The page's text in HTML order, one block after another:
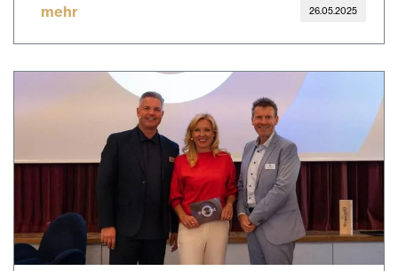
mehr 26.05.2025